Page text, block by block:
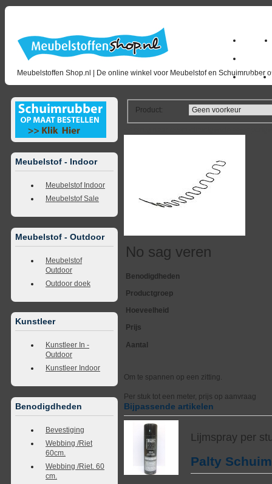
Meubelstoffen Shop.nl | De online winkel voor Meubelstof en Schuimrubber
Home
Outlet
Meubelstof - Indoor
Meubelstof Indoor
Meubelstof Sale
Meubelstof - Outdoor
Meubelstof
Outdoor
Outdoor doek
Kunstleer
Kunstleer In -
Outdoor
Kunstleer Indoor
Benodigdheden
Bevestiging
Webbing /Riet
60cm.
Webbing /Riet. 60
cm.
Product:
No sag veren
Benodigdheden
Productgroep
Hoeveelheid
Prijs
Aantal
Om te spannen op een zitting.
Per stuk tot een meter, prijs op aanvraag
Bijpassende artikelen
Lijmspray per
Palty